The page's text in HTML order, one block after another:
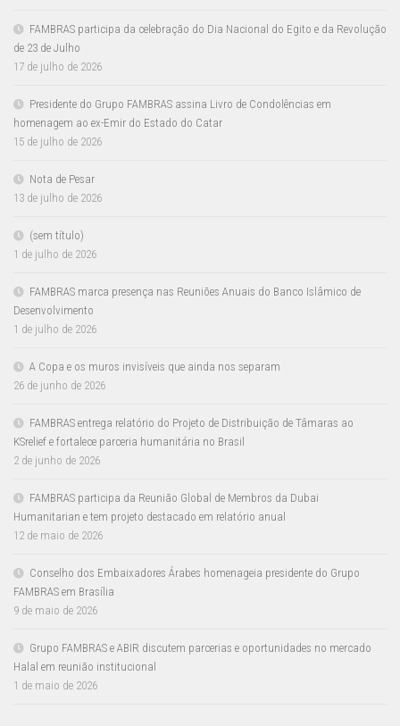
FAMBRAS participa da celebração do Dia Nacional do Egito e da Revolução
de 23 de Julho
17 de julho de 2026
Presidente do Grupo FAMBRAS assina Livro de Condolências em
homenagem ao ex-Emir do Estado do Catar
15 de julho de 2026
Nota de Pesar
13 de julho de 2026
(sem título)
1 de julho de 2026
FAMBRAS marca presença nas Reuniões Anuais do Banco Islâmico de
Desenvolvimento
1 de julho de 2026
A Copa e os muros invisíveis que ainda nos separam
26 de junho de 2026
FAMBRAS entrega relatório do Projeto de Distribuição de Tâmaras ao
KSrelief e fortalece parceria humanitária no Brasil
2 de junho de 2026
FAMBRAS participa da Reunião Global de Membros da Dubai
Humanitarian e tem projeto destacado em relatório anual
12 de maio de 2026
Conselho dos Embaixadores Árabes homenageia presidente do Grupo
FAMBRAS em Brasília
9 de maio de 2026
Grupo FAMBRAS e ABIR discutem parcerias e oportunidades no mercado
Halal em reunião institucional
1 de maio de 2026